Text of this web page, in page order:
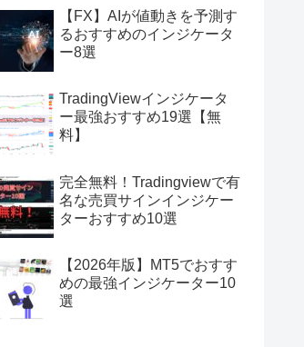
【FX】AIが値動きを予測す
るおすすめのインジケータ
ー8選
TradingViewインジケータ
ー最強おすすめ19選【無
料】
完全無料！Tradingviewで有
名な売買サインインジケー
ターおすすめ10選
【2026年版】MT5でおすす
めの最強インジケーター10
選